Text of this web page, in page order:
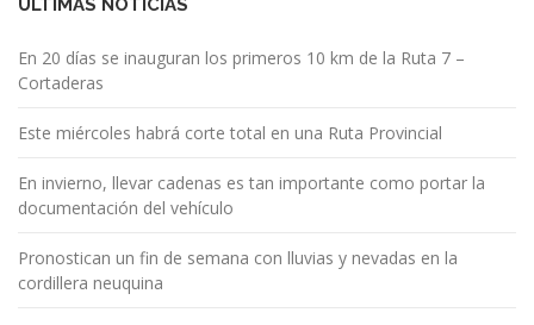
ÚLTIMAS NOTICIAS
En 20 días se inauguran los primeros 10 km de la Ruta 7 –
Cortaderas
Este miércoles habrá corte total en una Ruta Provincial
En invierno, llevar cadenas es tan importante como portar la
documentación del vehículo
Pronostican un fin de semana con lluvias y nevadas en la
cordillera neuquina